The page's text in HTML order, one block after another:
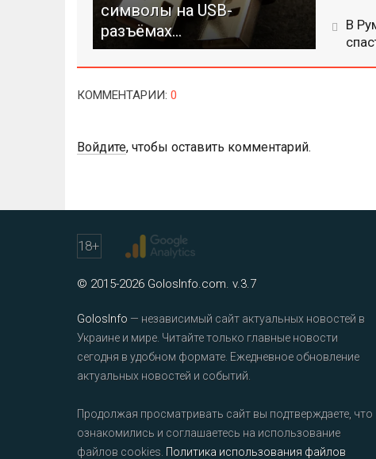
символы на USB-
разъёмах...
В
КОММЕНТАРИИ: 0
Войдите, чтобы оставить комментарий.
18+
© 2015-2026 GolosInfo.com. v.3.7
GolosInfo — независимый сайт актуальных новостей в
Украине и мире. Читайте только главные новости
сегодня в удобном формате. Ежедневное обновление
актуальных новостей и событий.
Продолжая просматривать сайт вы подтверждаете, что
ознакомились и соглашаетесь на использование
файлов cookies. Политика использования файлов